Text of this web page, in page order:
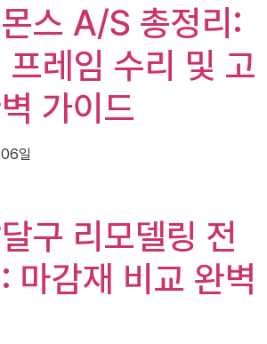
스 A/S 총정리:
프레임 수리 및 고
가이드
일
구 리모델링 전
마감재 비교 완벽